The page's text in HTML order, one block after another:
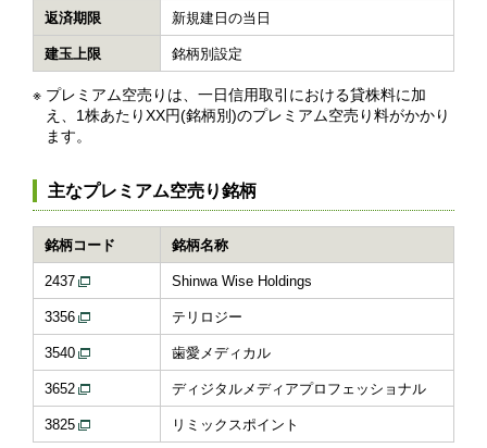
返済期限 新規建日の当日
建玉上限 銘柄別設定
※ プレミアム空売りは、一日信用取引における貸株料に加
え、1株あたりXX円(銘柄別)のプレミアム空売り料がかかり
ます。
主なプレミアム空売り銘柄
銘柄コード 銘柄名称
2437 Shinwa Wise Holdings
3356 テリロジー
3540 歯愛メディカル
3652 ディジタルメディアプロフェッショナル
3825 リミックスポイント